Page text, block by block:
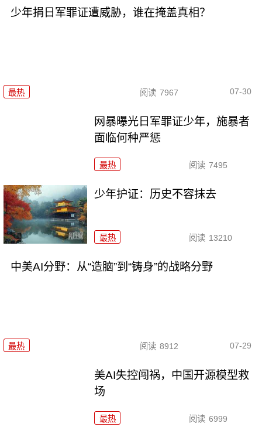
少年捐日军罪证遭威胁，谁在掩盖真相？
最热 阅读 7967 07-30
网暴曝光日军罪证少年，施暴者
面临何种严惩
最热 阅读 7495
少年护证：历史不容抹去
最热 阅读 13210
中美AI分野：从“造脑”到“铸身”的战略分野
最热 阅读 8912 07-29
美AI失控闯祸，中国开源模型救
场
最热 阅读 6999